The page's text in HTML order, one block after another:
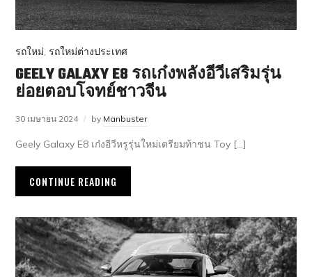
รถใหม่,รถใหม่ต่างประเทศ
GEELY GALAXY E8 รถเก๋งพลังอีวีเสริมรุ่น
ย่อยตอบโจทย์ชาวจีน
30 เมษายน 2024 by Manbuster
Geely Galaxy E8 เก๋งอีวีหรูรุ่นใหม่เตรียมท้าชน Toy […]
CONTINUE READING